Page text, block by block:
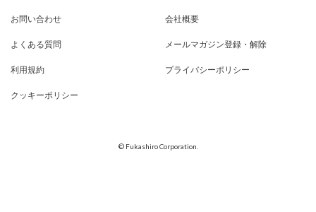
お問い合わせ 会社概要
よくある質問 メールマガジン登録・解除
利用規約 プライバシーポリシー
クッキーポリシー
© Fukashiro Corporation.